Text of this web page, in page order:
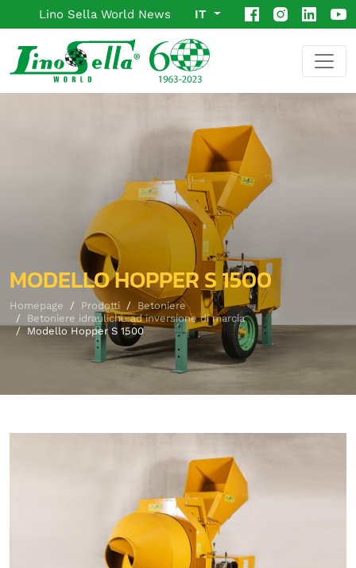
Lino Sella World News IT
MODELLO HOPPER S 1500
Homepage Prodotti
Betoniere
Betoniere idrauliche ad inversione di marcia
Modello Hopper S 1500